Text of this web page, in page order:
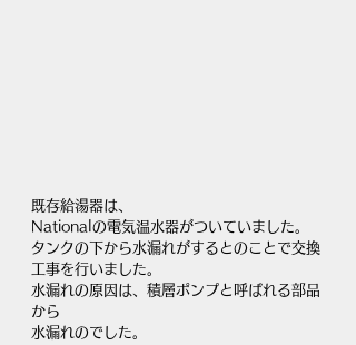
既存給湯器は、
Nationalの電気温水器がついていました。
タンクの下から水漏れがするとのことで交換
工事を行いました。
水漏れの原因は、積層ポンプと呼ばれる部品
から
水漏れのでした。